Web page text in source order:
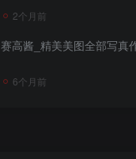
2个月前
赛高酱_精美美图全部写真
6个月前